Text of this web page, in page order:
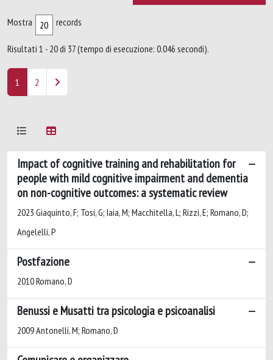
Mostra records
Risultati 1 - 20 di 37 (tempo di esecuzione: 0.046 secondi).
1 2
Impact of cognitive training and rehabilitation for
people with mild cognitive impairment and dementia
on non-cognitive outcomes: a systematic review
2023 Giaquinto, F; Tosi, G; Iaia, M; Macchitella, L; Rizzi, E; Romano, D;
Angelelli, P
Postfazione
2010 Romano, D
Benussi e Musatti tra psicologia e psicoanalisi
2009 Antonelli, M; Romano, D